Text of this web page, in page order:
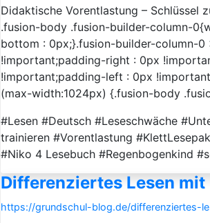
Didaktische Vorentlastung – Schlüssel
.fusion-body .fusion-builder-column-
bottom : 0px;}.fusion-builder-column-
!important;padding-right : 0px
!important;padding-left : 0px
(max-width:1024px) {.fusion-body
#Lesen #Deutsch #Leseschwäche
trainieren #Vorentlastung
#Niko 4 Lesebuch #Regenbogenkind
Differenziertes Lesen mit
https://grundschul-blog.de/differenziertes-